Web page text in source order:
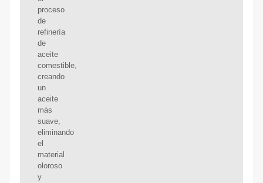
proceso
de
refinería
de
aceite
comestible,
creando
un
aceite
más
suave,
eliminando
el
material
oloroso
y